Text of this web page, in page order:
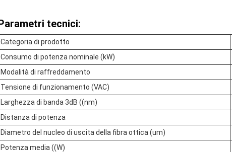
tecnici:
Categoria di prodotto
Consumo di potenza nominale (kW)
Modalità di raffreddamento
Tensione di funzionamento (VAC)
Larghezza di banda 3dB ((nm)
Distanza di potenza
Diametro del nucleo di uscita della fibra ottica (um)
Potenza media ((W)